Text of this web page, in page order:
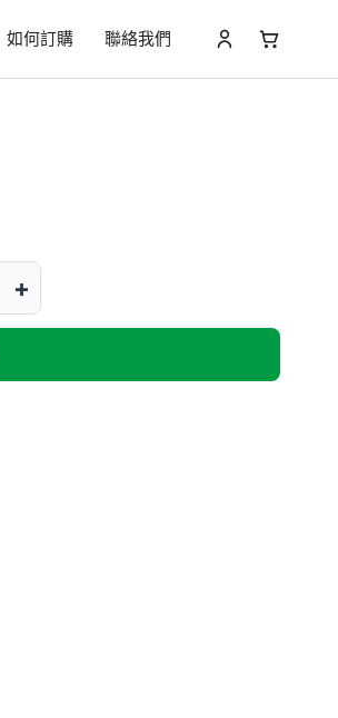
如何訂購 聯絡我們
+